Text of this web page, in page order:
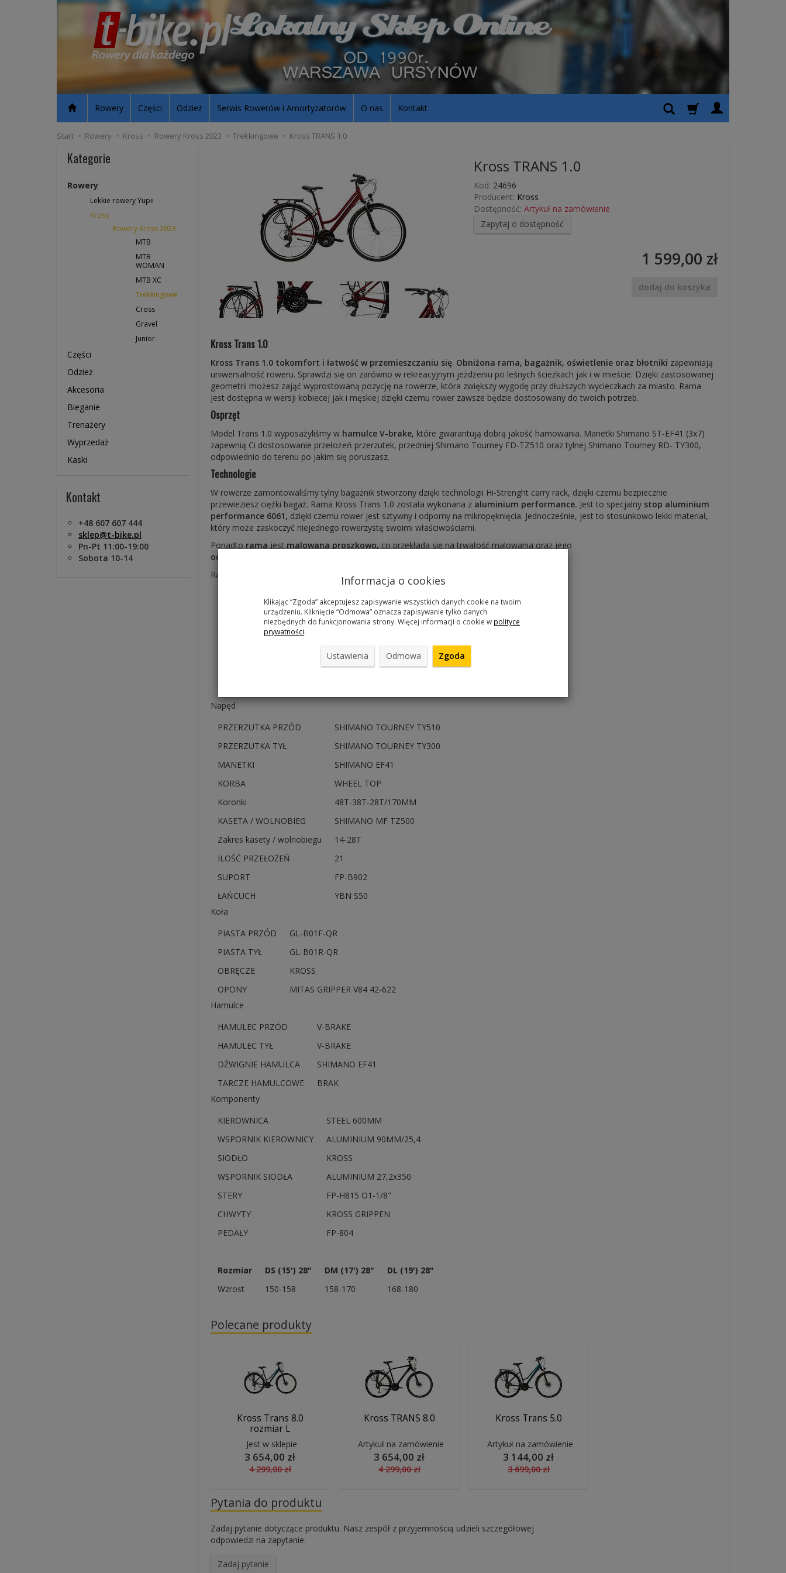
Rowery Części Odzież Serwis Rowerów i Amortyzatorów O nas Kontakt
Start Rowery Kross Rowery Kross 2023 Trekkingowe Kross TRANS 1.0
Kross TRANS 1.0
Kod: 24696
Producent: Kross
Dostępność: Artykuł na zamówienie
Zapytaj o dostępność
1 599,00 zł
dodaj do koszyka
Kross Trans 1.0
Kross Trans 1.0 tokomfort i łatwość w przemieszczaniu się. Obniżona rama, bagażnik, oświetlenie oraz błotniki zapewniają
uniwersalność roweru. Sprawdzi się on zarówno w rekreacyjnym jeżdżeniu po leśnych ścieżkach jak i w mieście. Dzięki zastosowanej
geometrii możesz zająć wyprostowaną pozycję na rowerze, która zwiększy wygodę przy dłuższych wycieczkach za miasto. Rama
jest dostępna w wersji kobiecej jak i męskiej dzięki czemu rower zawsze będzie dostosowany do twoich potrzeb.
Osprzęt
Model Trans 1.0 wyposażyliśmy w hamulce V-brake, które gwarantują dobrą jakość hamowania. Manetki Shimano ST-EF41 (3x7)
zapewnią Ci dostosowanie przełożeń przerzutek, przedniej Shimano Tourney FD-TZ510 oraz tylnej Shimano Tourney RD- TY300,
odpowiednio do terenu po jakim się poruszasz.
Technologie
W rowerze zamontowaliśmy tylny bagażnik stworzony dzięki technologii Hi-Strenght carry rack, dzięki czemu bezpiecznie
przewieziesz ciężki bagaż. Rama Kross Trans 1.0 została wykonana z aluminium performance. Jest to specjalny stop aluminium
performance 6061, dzięki czemu rower jest sztywny i odporny na mikropęknięcia. Jednocześnie, jest to stosunkowo lekki materiał,
który może zaskoczyć niejednego rowerzystę swoimi właściwościami.
Ponadto rama jest malowana proszkowo, co przekłada się na trwałość malowania oraz jego
odporność
Rama i widelec
Wykończenie lakieru
Materiał Ramy
ALUMINIUM PERFORMANCE
WIDELEC
30mm
BRAK
Napęd
PRZERZUTKA PRZÓD
SHIMANO TOURNEY TY510
PRZERZUTKA TYŁ
SHIMANO TOURNEY TY300
MANETKI
SHIMANO EF41
KORBA
WHEEL TOP
Koronki
48T-38T-28T/170MM
KASETA / WOLNOBIEG
SHIMANO MF TZ500
Zakres kasety / wolnobiegu
14-28T
ILOŚĆ PRZEŁOŻEŃ
21
SUPORT
FP-B902
ŁAŃCUCH
YBN S50
Koła
PIASTA PRZÓD
GL-B01F-QR
PIASTA TYŁ
GL-B01R-QR
OBRĘCZE
KROSS
OPONY
MITAS GRIPPER V84 42-622
Hamulce
HAMULEC PRZÓD
V-BRAKE
HAMULEC TYŁ
V-BRAKE
DŹWIGNIE HAMULCA
SHIMANO EF41
TARCZE HAMULCOWE
BRAK
Komponenty
KIEROWNICA
STEEL 600MM
WSPORNIK KIEROWNICY
ALUMINIUM 90MM/25,4
SIODŁO
KROSS
WSPORNIK SIODŁA
ALUMINIUM 27,2x350
STERY
FP-H815 O1-1/8"
CHWYTY
KROSS GRIPPEN
PEDAŁY
FP-804
Rozmiar DS (15') 28" DM (17') 28"
DL (19') 28"
Wzrost
150-158 158-170 168-180
Polecane produkty
Kross Trans 8.0
rozmiar L
Jest w sklepie
3 654,00 zł
4 299,00 zł
Kross TRANS 8.0
Artykuł na zamówienie
3 654,00 zł
4 299,00 zł
Kross Trans 5.0
Artykuł na zamówienie
3 144,00 zł
3 699,00 zł
Pytania do produktu
Zadaj pytanie dotyczące produktu. Nasz zespół z przyjemnością udzieli szczegółowej
odpowiedzi na zapytanie.
Zadaj pytanie
Kategorie
Rowery
Lekkie rowery Yupii
Kross
Rowery Kross 2023
MTB
MTB
WOMAN
MTB XC
Trekkingowe
Cross
Gravel
Junior
Części
Odzież
Akcesoria
Bieganie
Trenażery
Wyprzedaż
Kaski
Kontakt
+48 607 607 444
sklep@t-bike.pl
Pn-Pt 11:00-19:00
Sobota 10-14
Informacja o cookies
Klikając “Zgoda” akceptujesz zapisywanie wszystkich danych cookie na twoim
urządzeniu. Kliknięcie “Odmowa” oznacza zapisywanie tylko danych
niezbędnych do funkcjonowania strony. Więcej informacji o cookie w polityce
prywatności.
Ustawienia Odmowa Zgoda